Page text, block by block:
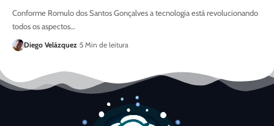
Conforme Romulo dos Santos Gonçalves a tecnologia está revolucionando
todos os aspectos…
Diego Velázquez 5 Min de leitura